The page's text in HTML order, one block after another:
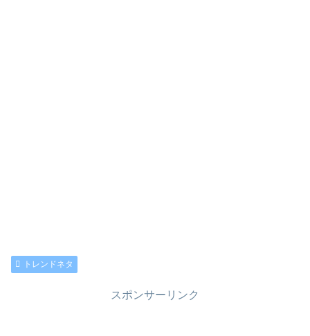
トレンドネタ
スポンサーリンク